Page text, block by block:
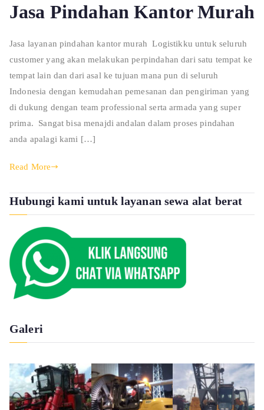
Jasa Pindahan Kantor Murah
Jasa layanan pindahan kantor murah Logistikku untuk seluruh
customer yang akan melakukan perpindahan dari satu tempat ke
tempat lain dan dari asal ke tujuan mana pun di seluruh
Indonesia dengan kemudahan pemesanan dan pengiriman yang
di dukung dengan team professional serta armada yang super
prima. Sangat bisa menajdi andalan dalam proses pindahan
anda apalagi kami […]
Read More
Hubungi kami untuk layanan sewa alat berat
Galeri